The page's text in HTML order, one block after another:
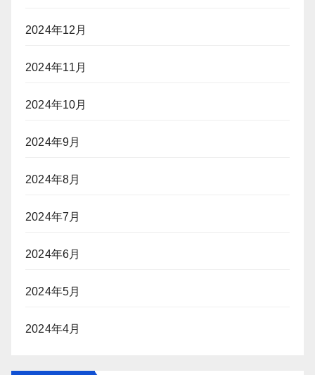
2024年12月
2024年11月
2024年10月
2024年9月
2024年8月
2024年7月
2024年6月
2024年5月
2024年4月